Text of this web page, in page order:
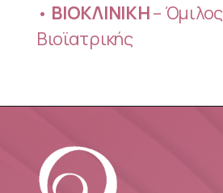
• ΒΙΟΚΛΙΝΙΚΗ– Όμιλος
Βιοϊατρικής